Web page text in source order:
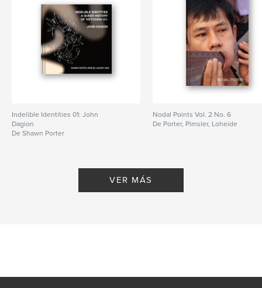
Indelible Identities 01: John
Dagion
De Shawn Porter
Nodal Points Vol. 2 No. 6
De Porter, Pimsler, Loheide
VER MÁS